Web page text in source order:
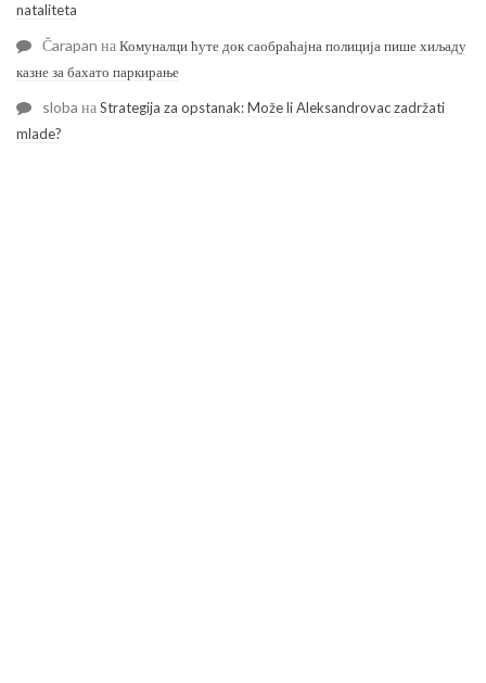
nataliteta
Čarapan наКомуналци ћуте док саобраћајна полиција пише хиљаду
казне за бахато паркирање
sloba наStrategija za opstanak: Može li Aleksandrovac zadržati
mlade?